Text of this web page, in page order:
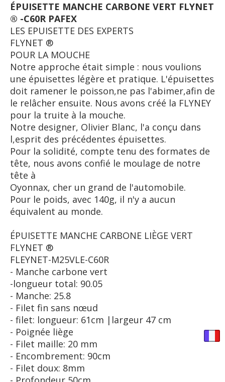
ÉPUISETTE MANCHE CARBONE VERT FLYNET
® -C60R PAFEX
LES EPUISETTE DES EXPERTS
FLYNET ®
POUR LA MOUCHE
Notre approche était simple : nous voulions
une épuisettes légère et pratique. L'épuisettes
doit ramener le poisson,ne pas l'abimer,afin de
le relâcher ensuite. Nous avons créé la FLYNEY
pour la truite à la mouche.
Notre designer, Olivier Blanc, l'a conçu dans
l,esprit des précédentes épuisettes.
Pour la solidité, compte tenu des formates de
tête, nous avons confié le moulage de notre
tête à
Oyonnax, cher un grand de l'automobile.
Pour le poids, avec 140g, il n'y a aucun
équivalent au monde.
ÉPUISETTE MANCHE CARBONE LIÈGE VERT
FLYNET ®
FLEYNET-M25VLE-C60R
- Manche carbone vert
-longueur total: 90.05
- Manche: 25.8
- Filet fin sans nœud
- filet: longueur: 61cm |largeur 47 cm
- Poignée liège
- Filet maille: 20 mm
- Encombrement: 90cm
- Filet doux: 8mm